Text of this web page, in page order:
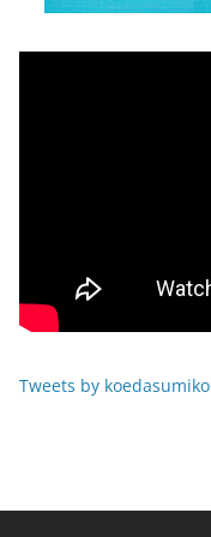
Tweets by koedasumiko